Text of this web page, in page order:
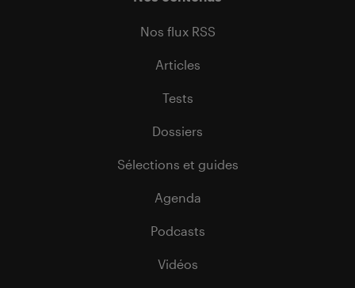
Nos flux RSS
Articles
Tests
Dossiers
Sélections et guides
Agenda
Podcasts
Vidéos